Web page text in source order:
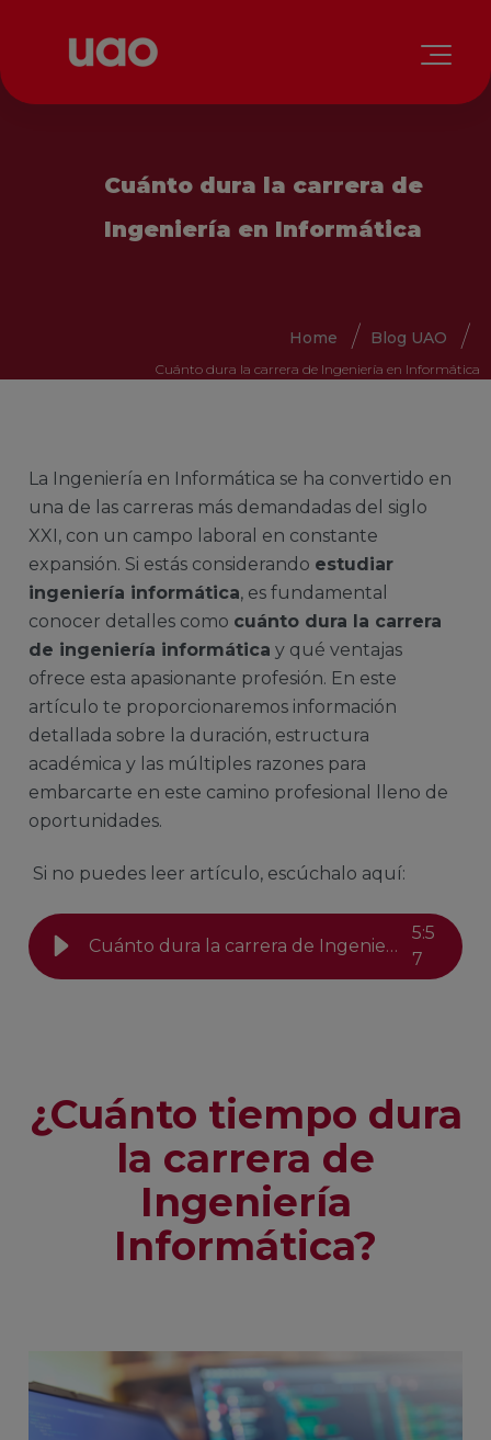
Cuánto dura la carrera de
Ingeniería en Informática
Home Blog UAO
Cuánto dura la carrera de Ingeniería en Informática
La Ingeniería en Informática se ha convertido en
una de las carreras más demandadas del siglo
XXI, con un campo laboral en constante
expansión. Si estás considerando estudiar
ingeniería informática, es fundamental
conocer detalles como cuánto dura la carrera
de ingeniería informática y qué ventajas
ofrece esta apasionante profesión. En este
artículo te proporcionaremos información
detallada sobre la duración, estructura
académica y las múltiples razones para
embarcarte en este camino profesional lleno de
oportunidades.
Si no puedes leer artículo, escúchalo aquí:
Cuánto dura la carrera de Ingeniería en Informática
5:5
7
¿Cuánto tiempo dura
la carrera de
Ingeniería
Informática?